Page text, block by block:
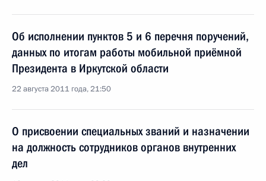
Об исполнении пунктов 5 и 6 перечня поручений,
данных по итогам работы мобильной приёмной
Президента в Иркутской области
22 августа 2011 года, 21:50
О присвоении специальных званий и назначении
на должность сотрудников органов внутренних
дел